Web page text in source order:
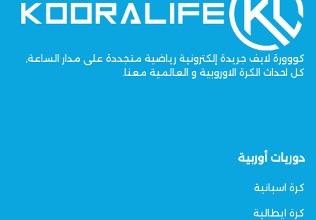
كووورة لايف جريدة إلكترونية رياضية متجددة على مدار الساعة,
كل احداث الكرة الاوروبية و العالمية معنا.
دوريات أوربية
كرة اسبانية
كرة ايطالية